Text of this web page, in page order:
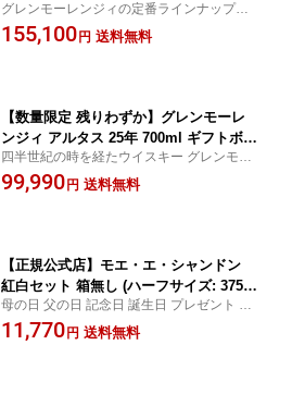
付 グレンモーレンジ シングル モルト
スコッチ グレンモーレンジ 正規公式店
グレンモーレンジィの定番ラインナップ史
上、最長熟成の30年が誕生。原酒の約2/3
に、15年以上熟成したブルゴーニュ産赤ワ
155,100 円 送料無料
【数量限定 残りわずか】グレンモーレ
ンジィ アルタス 25年 700ml ギフトボッ
クス 箱付 グレンモーレンジ シングル
モルト スコッチ グレンモーレンジ 正規
四半世紀の時を経たウイスキー グレンモー
レンジィ アルタス25年 ウイスキー ウィス
キー シングルモルト ハイランドモルト ギ
99,990 円 送料無料
【正規公式店】モエ・エ・シャンドン
紅白セット 箱無し (ハーフサイズ: 375m
l) モエ アンペリアル & ロゼ アンペリア
ル (シャンパン セット ブリュット 辛口)
母の日 父の日 記念日 誕生日 プレゼント 内
祝い 結婚 祝い 結婚祝い 出産 お返し お祝い
結婚式 ギフト ごあいさつ ご挨拶 新築祝い
11,770 円 送料無料